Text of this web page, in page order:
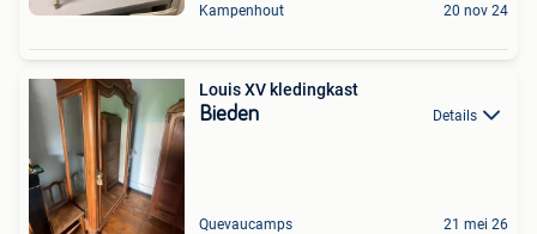
Kampenhout 20 nov 24
Louis XV kledingkast
Bieden Details
Quevaucamps 21 mei 26